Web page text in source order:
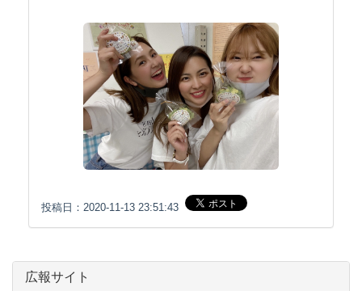
投稿日：2020-11-13 23:51:43
広報サイト